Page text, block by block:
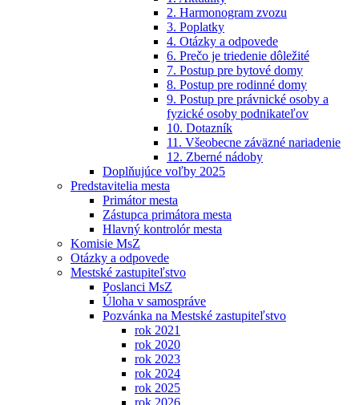
2. Harmonogram zvozu
3. Poplatky
4. Otázky a odpovede
6. Prečo je triedenie dôležité
7. Postup pre bytové domy
8. Postup pre rodinné domy
9. Postup pre právnické osoby a
fyzické osoby podnikateľov
10. Dotazník
11. Všeobecne záväzné nariadenie
12. Zberné nádoby
Doplňujúce voľby 2025
Predstavitelia mesta
Primátor mesta
Zástupca primátora mesta
Hlavný kontrolór mesta
Komisie MsZ
Otázky a odpovede
Mestské zastupiteľstvo
Poslanci MsZ
Úloha v samospráve
Pozvánka na Mestské zastupiteľstvo
rok 2021
rok 2020
rok 2023
rok 2024
rok 2025
rok 2026